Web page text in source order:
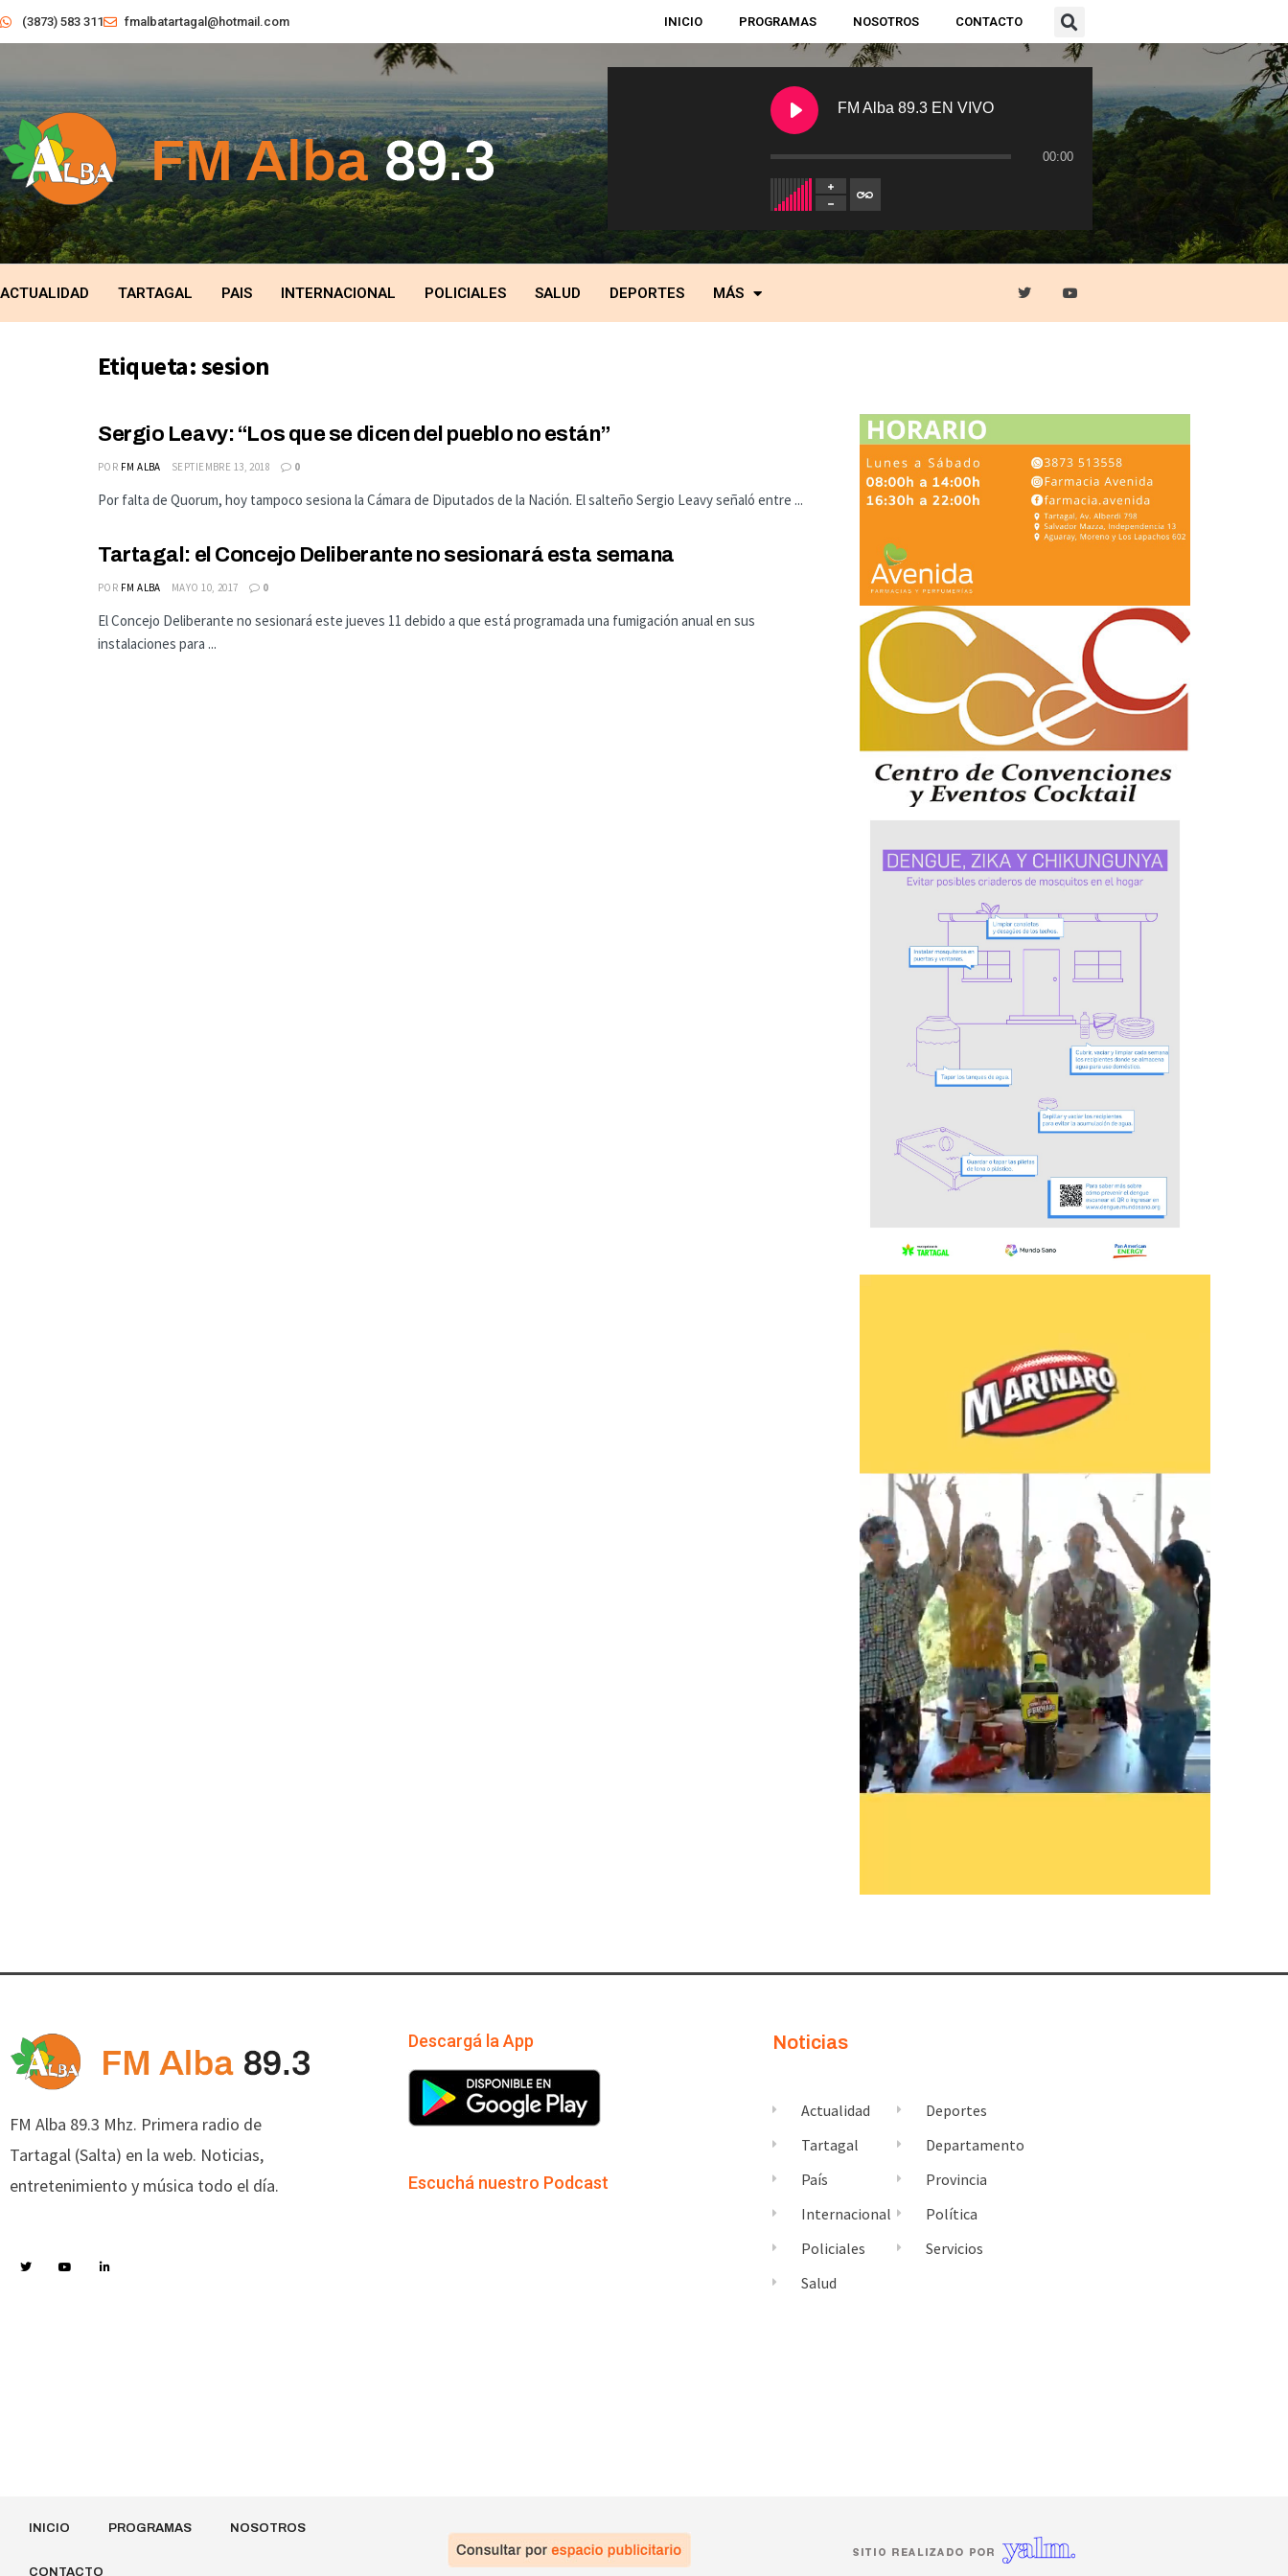
(3873) 583 311 fmalbatartagal@hotmail.com INICIO PROGRAMAS NOSOTROS CONTACTO
FM Alba 89.3 EN VIVO
00:00
ACTUALIDAD TARTAGAL PAIS INTERNACIONAL POLICIALES SALUD DEPORTES MÁS
Etiqueta:sesion
Sergio Leavy: “Los que se dicen del pueblo no están”
POR FM ALBA SEPTIEMBRE 13, 2018 0
Por falta de Quorum, hoy tampoco sesiona la Cámara de Diputados de la Nación. El salteño Sergio Leavy señaló entre ...
Tartagal: el Concejo Deliberante no sesionará esta semana
POR FM ALBA MAYO 10, 2017 0
El Concejo Deliberante no sesionará este jueves 11 debido a que está programada una fumigación anual en sus
instalaciones para ...
FM Alba 89.3 Mhz. Primera radio de
Tartagal (Salta) en la web. Noticias,
entretenimiento y música todo el día.
Descargá la App
Escuchá nuestro Podcast
Noticias
Actualidad
Tartagal
País
Internacional
Policiales
Salud
Deportes
Departamento
Provincia
Política
Servicios
INICIO PROGRAMAS NOSOTROS
CONTACTO